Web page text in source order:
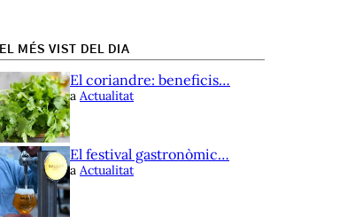
EL MÉS VIST DEL DIA
El coriandre: beneficis…
a Actualitat
El festival gastronòmic…
a Actualitat